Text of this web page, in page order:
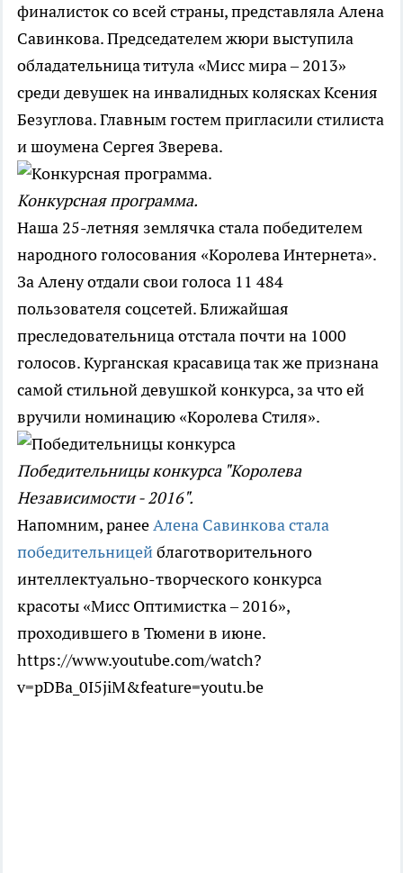
финалисток со всей страны, представляла Алена
Савинкова. Председателем жюри выступила
обладательница титула «Мисс мира – 2013»
среди девушек на инвалидных колясках Ксения
Безуглова. Главным гостем пригласили стилиста
и шоумена Сергея Зверева.
Конкурсная программа.
Наша 25-летняя землячка стала победителем
народного голосования «Королева Интернета».
За Алену отдали свои голоса 11 484
пользователя соцсетей. Ближайшая
преследовательница отстала почти на 1000
голосов. Курганская красавица так же признана
самой стильной девушкой конкурса, за что ей
вручили номинацию «Королева Стиля».
Победительницы конкурса "Королева
Независимости - 2016".
Напомним, ранееАлена Савинкова стала
победительницейблаготворительного
интеллектуально-творческого конкурса
красоты «Мисс Оптимистка – 2016»,
проходившего в Тюмени в июне.
https://www.youtube.com/watch?
v=pDBa_0I5jiM&feature=youtu.be